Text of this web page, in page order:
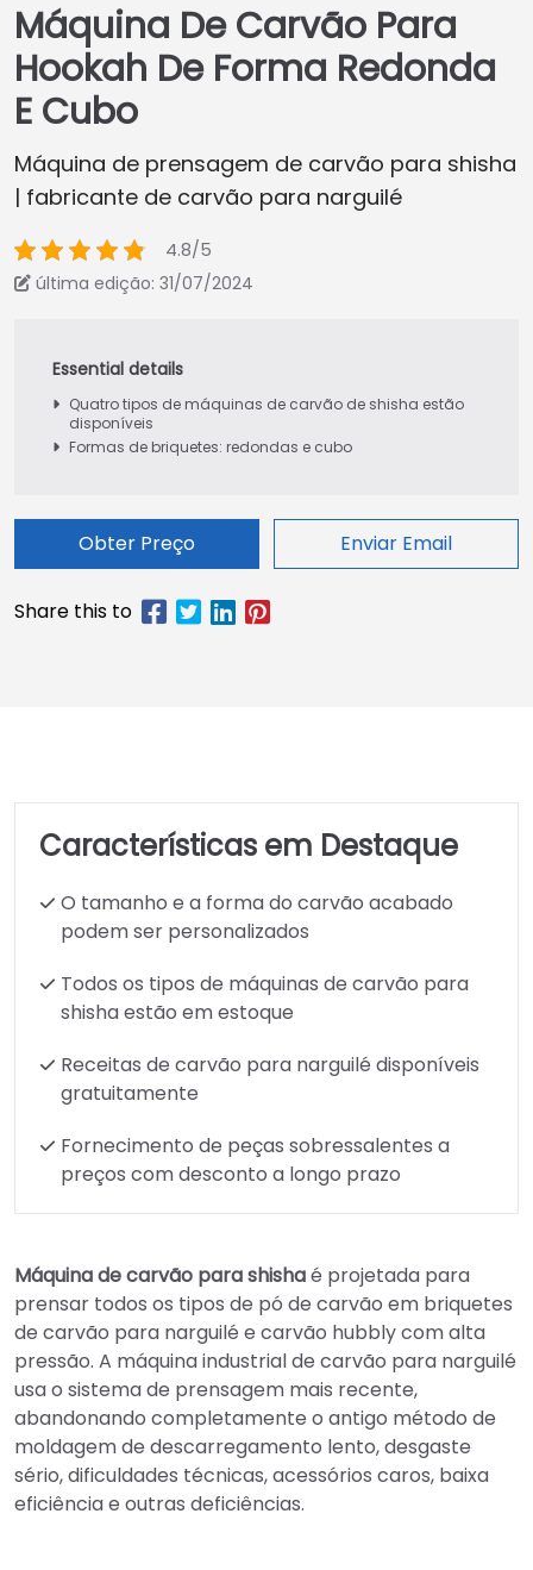
Máquina De Carvão Para
Hookah De Forma Redonda
E Cubo
Máquina de prensagem de carvão para shisha
| fabricante de carvão para narguilé
4.8/5
última edição: 31/07/2024
Quatro tipos de máquinas de carvão de shisha estão
disponíveis
Formas de briquetes: redondas e cubo
Obter Preço Enviar Email
Características em Destaque
O tamanho e a forma do carvão acabado
podem ser personalizados
Todos os tipos de máquinas de carvão para
shisha estão em estoque
Receitas de carvão para narguilé disponíveis
gratuitamente
Fornecimento de peças sobressalentes a
preços com desconto a longo prazo
Máquina de carvão para shishaé projetada para
prensar todos os tipos de pó de carvão em briquetes
de carvão para narguilé e carvão hubbly com alta
pressão. A máquina industrial de carvão para narguilé
usa o sistema de prensagem mais recente,
abandonando completamente o antigo método de
moldagem de descarregamento lento, desgaste
sério, dificuldades técnicas, acessórios caros, baixa
eficiência e outras deficiências.